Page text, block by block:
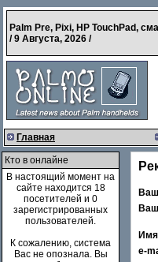
Palm Pre, Pixi, HP TouchPad,
/9 Августа, 2026 /
Главная
Кто в онлайне
В настоящий момент на
сайте находится 18
посетителей и 0
зарегистрированных
пользователей.
К сожалению, система
Вас не опознала. Вы
e-